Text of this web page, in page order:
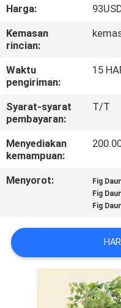
KONTROL
KUALITAS
HUBUNGI
KAMI
BERITA
PENAWARAN
HARGA
SITEMAP
Harga:
Kemasan
rincian:
Waktu
pengiriman:
15
Syarat-syarat
pembayaran:
T/T
Menyediakan
kemampuan:
Menyorot: Fig
Fig
Fig